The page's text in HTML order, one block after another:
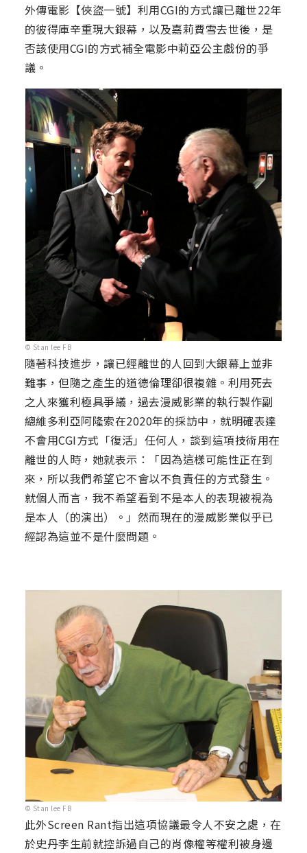
外傳電影【俠盜一號】利用CGI的方式讓已離世22年
的彼得庫辛重現大銀幕，以及嘉莉費雪去世後，是
否該使用CGI的方式補全電影中莉亞公主戲份的爭
議。
© Stan lee FB
隨著科技進步，讓已經離世的人回到大銀幕上並非
難事，但隨之產生的道德倫理卻很複雜。利用死去
之人來獲利極具爭議，過去漫威影業的執行製作副
總維多利亞阿隆索在2020年的採訪中，就明確表達
不會用CGI方式「復活」任何人，談到這項技術用在
離世的人時，她就表示：「因為這樣可能性正在到
來，所以我們希望它不會以不負責任的方式發生。
就個人而言，我不希望看到不是本人的表現被視為
是本人（的演出）。」然而現在的漫威影業似乎已
經認為這並不是什麼問題。
© Stan lee FB
此外Screen Rant指出這項協議最令人不安之處，在
於史丹李生前就控訴過自己的肖像權等權利被身邊